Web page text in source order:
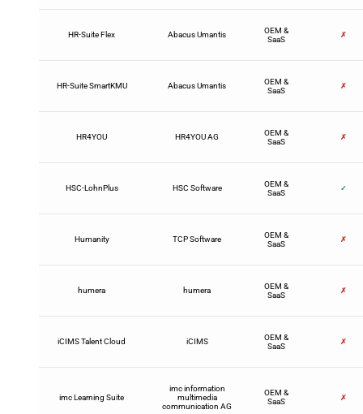
HR-Suite Flex Abacus Umantis
OEM &
SaaS
✗
HR-Suite SmartKMU Abacus Umantis
OEM &
SaaS
✗
HR4YOU HR4YOU AG
OEM &
SaaS
✗
HSC-LohnPlus HSC Software
OEM &
SaaS
✓
Humanity TCP Software
OEM &
SaaS
✗
humera humera
OEM &
SaaS
✗
iCIMS Talent Cloud iCIMS
OEM &
SaaS
✗
imc Learning Suite
imc information
multimedia
communication AG
OEM &
SaaS
✗